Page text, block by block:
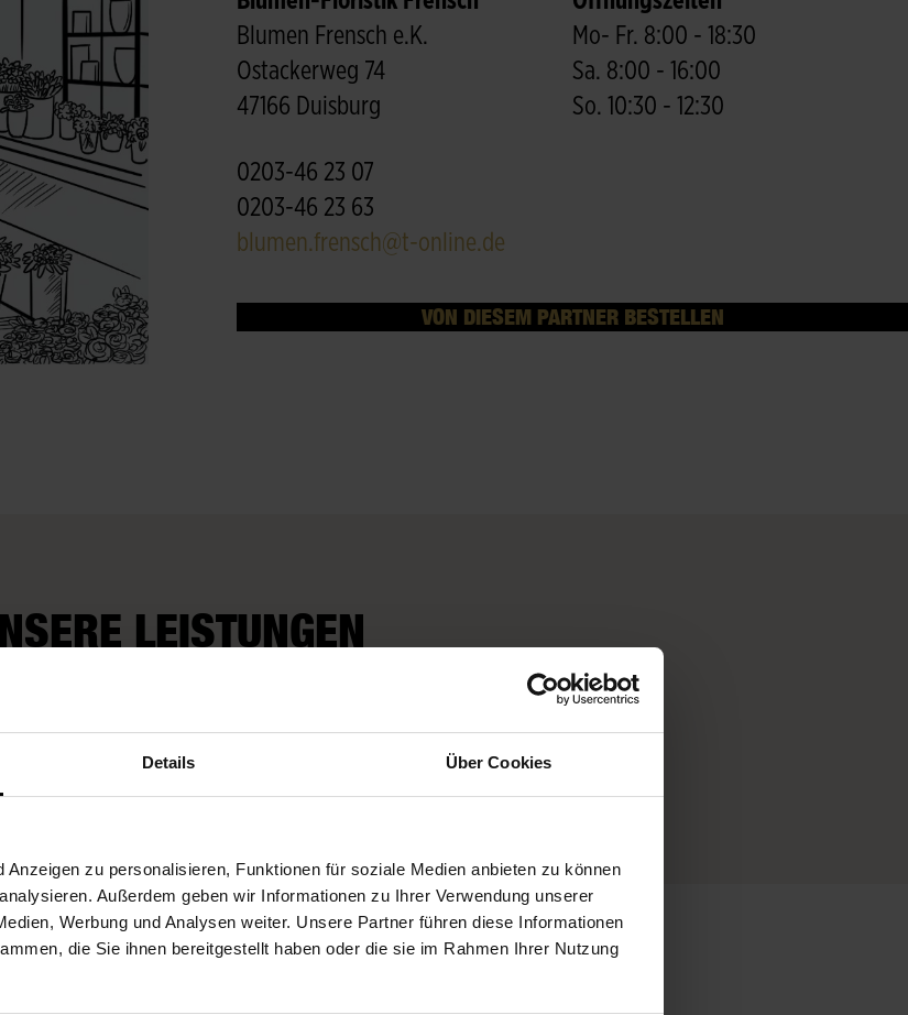
Details Über Cookies
zu personalisieren, Funktionen für soziale Medien anbieten zu können
Außerdem geben wir Informationen zu Ihrer Verwendung unserer
Werbung und Analysen weiter. Unsere Partner führen diese Informationen
die Sie ihnen bereitgestellt haben oder die sie im Rahmen Ihrer Nutzung
Blumen Frensch e.K.
Ostackerweg 74
47166 Duisburg
0203-46 23 07
0203-46 23 63
blumen.frensch@t-online.de
Mo- Fr. 8:00 - 18:30
Sa. 8:00 - 16:00
So. 10:30 - 12:30
VON DIESEM PARTNER BESTELLEN
LEISTUNGEN
auch um Extra-